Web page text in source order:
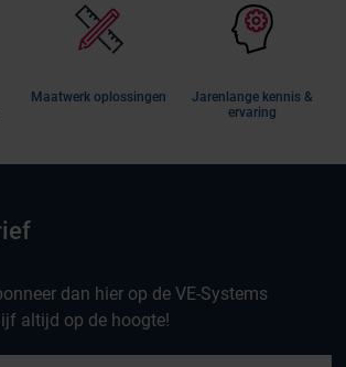
Maatwerk oplossingen
Jarenlange kennis &
ervaring
dan hier op de VE-Systems
altijd op de hoogte!